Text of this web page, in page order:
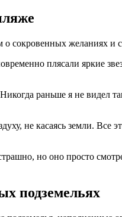
сокровенных желаниях и
плясали яркие
раньше я не видел
не касаясь земли. Все
но оно просто
подземельях